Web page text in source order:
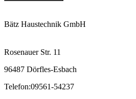
Bätz Haustechnik GmbH
Rosenauer Str. 11
96487 Dörfles-Esbach
Telefon:09561-54237